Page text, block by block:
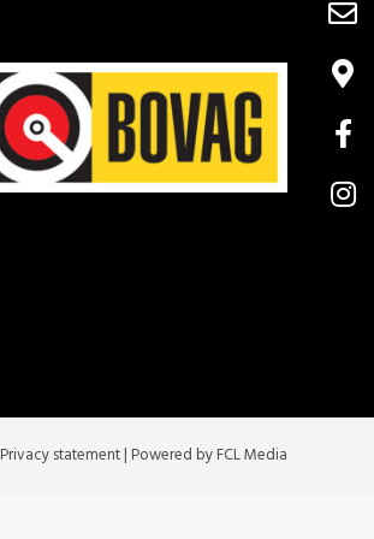
Privacy statement| Powered by FCL Media